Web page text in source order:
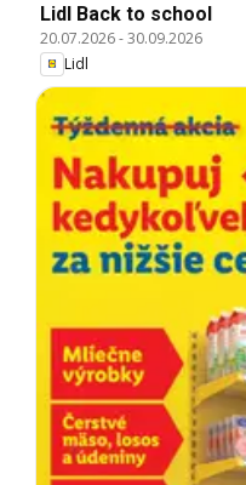
Lidl Back to school
20.07.2026-30.09.2026
Lidl